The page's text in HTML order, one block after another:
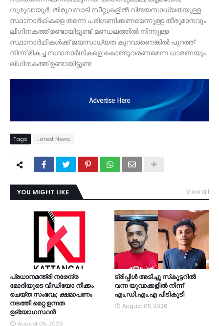
ഗുരുവായൂര്‍, തിരുവമ്പാടി സീറ്റുകളില്‍ വിജയസാധ്യതയുള്ള
സ്ഥാനാര്‍ഥികളെ തന്നെ പരിഗണിക്കണമെന്നുള്ള തീരുമാനവും
ലീഗിനകത്ത് ഉണ്ടായിട്ടുണ്ട്. മണ്ഡലത്തില്‍ നിന്നുള്ള
സ്ഥാനാര്‍ഥികള്‍ക്ക് ജയസാധ്യത കുറവാണെങ്കില്‍ പുറത്ത്
നിന്ന് മികച്ച സ്ഥാനാര്‍ഥികളെ കൊണ്ടുവരണമെന്ന ധാരണയും
ലീഗിനകത്ത് ഉണ്ടായിട്ടുണ്ട
Tags Latest News
YOU MIGHT LIKE View all
പ്രധാനമന്ത്രി നരേന്ദ്ര
മോദിയുടെ വീഡിയോ നീക്കം
ചെയ്ത സംഭവം; ക്ഷമാപണം
നടത്തി മെറ്റ ഉന്നത
ഉദ്യോഗസ്ഥന്‍
August 05, 2026
ട്രിപ്പിള്‍ അടിച്ചു സ്‌കൂട്ടറില്‍
വന്ന യുവാക്കളില്‍ നിന്ന്
എം.ഡി.എം.എ പിടികൂടി
August 05, 2026